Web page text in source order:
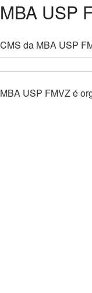
MBA USP
CMS da MBA USP
MBA USP FMVZ é